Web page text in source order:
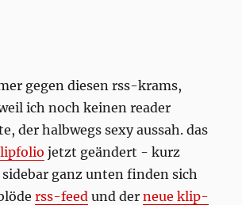
gegen diesen rss-krams,
ich noch keinen reader
der halbwegs sexy aussah. das
jetzt geändert - kurz
ganz unten finden sich
rss-feed und derneue klip-